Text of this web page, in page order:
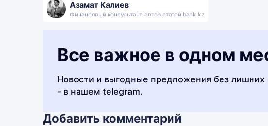
Азамат Калиев
Финансовый консультант, автор статей bank.kz
Все важное в одном
Новости и выгодные предложения без лишних
- в нашем telegram.
Добавить комментарий